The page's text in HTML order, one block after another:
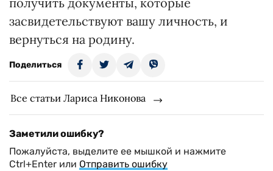
засвидетельствуют вашу личность, и
вернуться на родину.
Поделиться
Все статьи Лариса Никонова
Заметили ошибку?
Пожалуйста, выделите ее мышкой и нажмите
Ctrl+Enter или Отправить ошибку